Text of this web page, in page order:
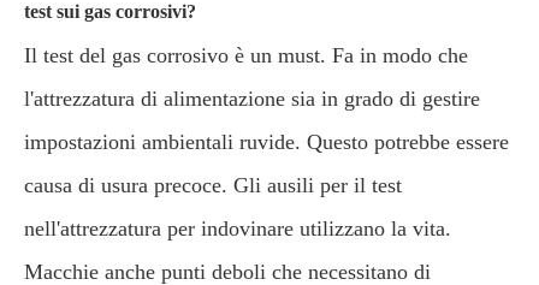
test sui gas corrosivi?
Il test del gas corrosivo è un must. Fa in modo che
l'attrezzatura di alimentazione sia in grado di gestire
impostazioni ambientali ruvide. Questo potrebbe essere
causa di usura precoce. Gli ausili per il test
nell'attrezzatura per indovinare utilizzano la vita.
Macchie anche punti deboli che necessitano di